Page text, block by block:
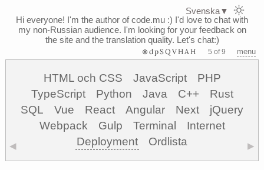
Hi everyone! I'm the author of code.mu :) I'd love to chat with
my non-Russian audience. I'm looking for your feedback on
the site and the translation quality. Let's chat:)
⊗dpSQVHAH 5 of 9 menu
HTML och CSS JavaScript
PHP
TypeScript
Python Java C++
Rust
SQL
Vue React Angular Next
jQuery
Webpack
Gulp Terminal
Internet
Deployment
Ordlista
◀ ▶
Svenska▼